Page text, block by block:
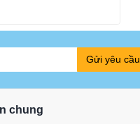
Gửi yêu cầu
chung